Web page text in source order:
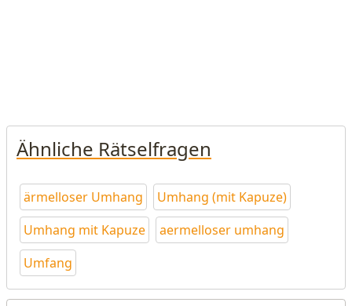
Ähnliche Rätselfragen
ärmelloser Umhang
Umhang (mit Kapuze)
Umhang mit Kapuze
aermelloser umhang
Umfang